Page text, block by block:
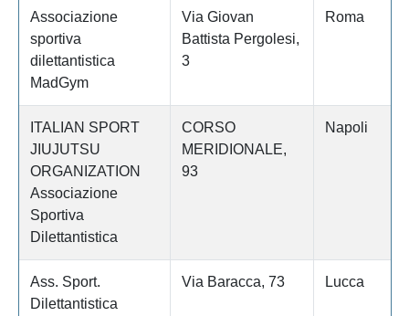
Associazione
sportiva
dilettantistica
MadGym
Via Giovan
Battista Pergolesi,
3
Roma
ITALIAN SPORT
JIUJUTSU
ORGANIZATION
Associazione
Sportiva
Dilettantistica
CORSO
MERIDIONALE,
93
Napoli
Ass. Sport.
Dilettantistica
Via Baracca, 73 Lucca